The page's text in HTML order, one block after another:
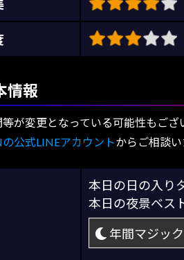
情報
が変更となっている可能性もござ
公式LINEアカウントからご相談
本日の日の入
本日の夜景ベ
年間マジッ